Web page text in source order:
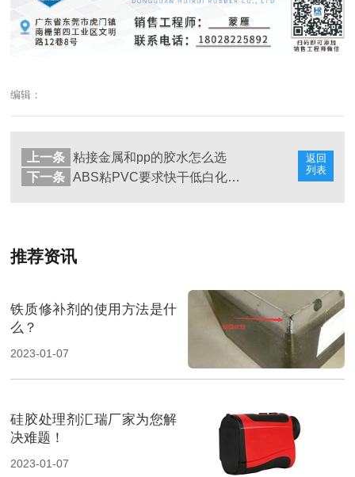
编辑：
返回
列表
上一条
粘接金属和pp的胶水怎么选
下一条
ABS粘PVC要求快干低白化，就用汇瑞胶粘高强度塑料快干胶
推荐资讯
铁质修补剂的使用方法是什
么？
2023-01-07
硅胶处理剂汇瑞厂家为您解
决难题！
2023-01-07